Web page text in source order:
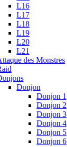
L16
L17
L18
L19
L20
L21
des Monstres
Donjon
Donjon 1
Donjon 2
Donjon 3
Donjon 4
Donjon 5
Donjon 6